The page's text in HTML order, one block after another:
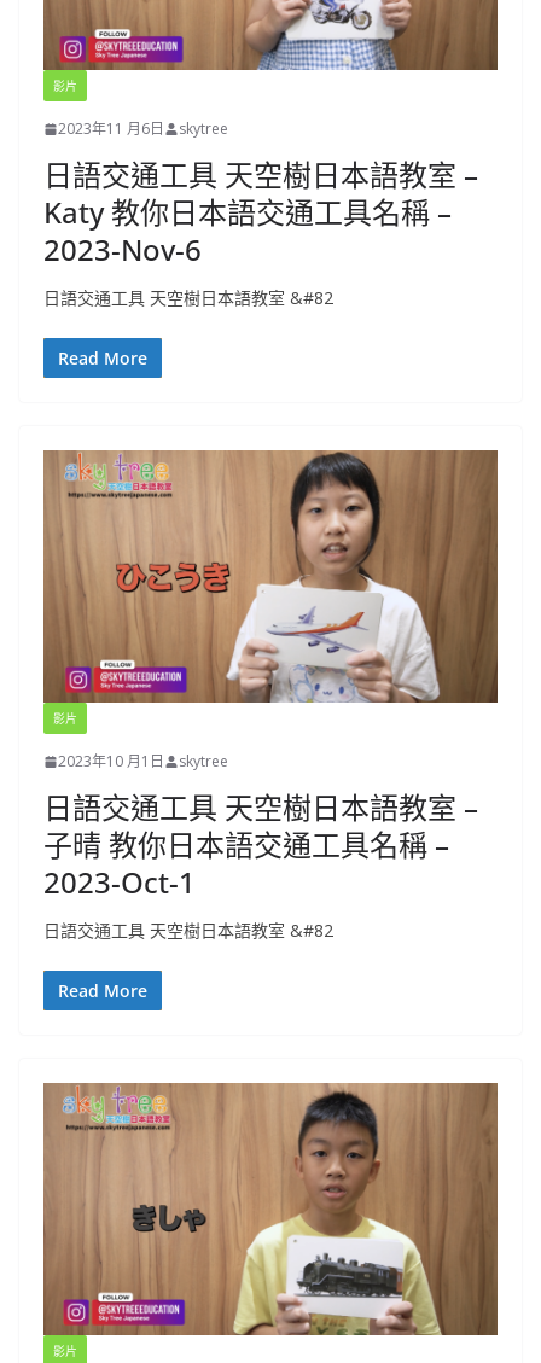
影片
2023年11 月6日 skytree
日語交通工具 天空樹日本語教室 –
Katy 教你日本語交通工具名稱 –
2023-Nov-6
日語交通工具 天空樹日本語教室 &#82
Read More
影片
2023年10 月1日 skytree
日語交通工具 天空樹日本語教室 –
子晴 教你日本語交通工具名稱 –
2023-Oct-1
日語交通工具 天空樹日本語教室 &#82
Read More
影片